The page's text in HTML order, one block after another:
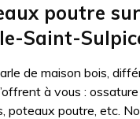
poutre
Saint-
de maison bois,
à vous : ossature
poteaux poutre, etc.